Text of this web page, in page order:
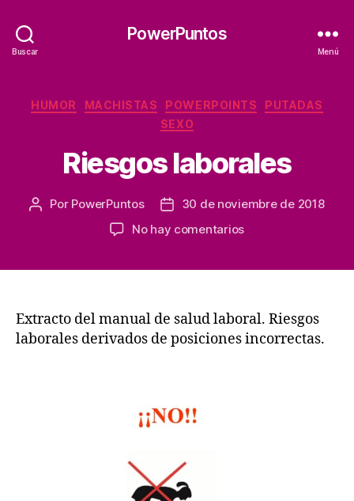
Buscar
PowerPuntos
Menú
Categorías
HUMOR MACHISTAS POWERPOINTS
PUTADAS
SEXO
Riesgos laborales
Autor
Por PowerPuntos
Fecha
la
30 de noviembre de 2018
No hay comentariosen
Extracto del manual de salud laboral. Riesgos
laborales derivados de posiciones incorrectas.